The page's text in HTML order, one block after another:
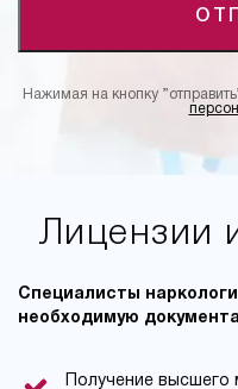
Нажимая на кнопку
Лицензии
Специалисты
необходимую
Получение